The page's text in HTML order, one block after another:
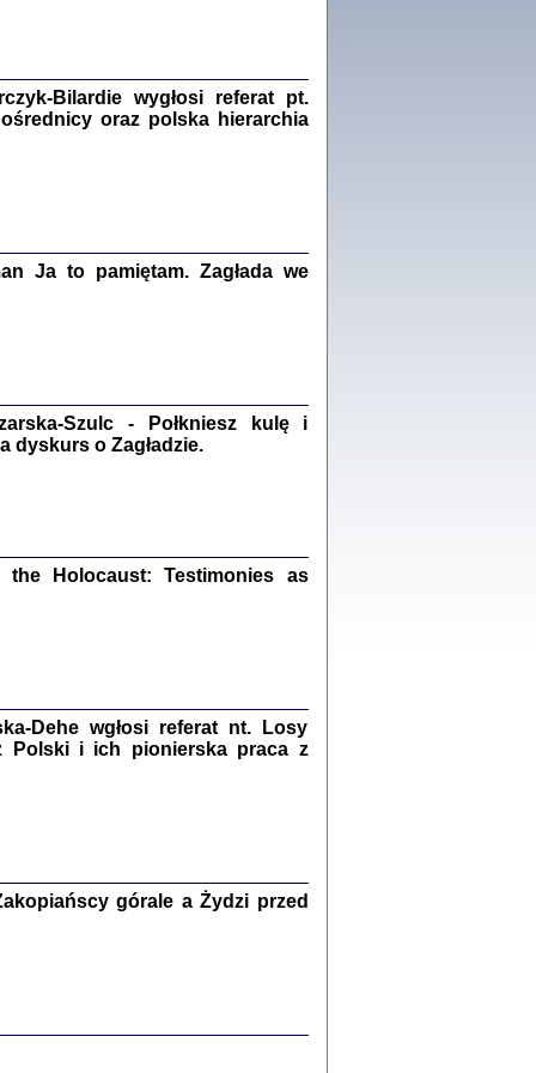
Bańkowska
Bańkowska, wstęp Jacek Leociak
Warszawa 2021
NAM KOLEJNA GODZINA ...
w ukryciu w latach 1943-1944
Bilardie wygłosi referat pt.
oraz polska hierarchia
Ja to pamiętam. Zagłada we
Szulc - Połkniesz kulę i
dyskurs o Zagładzie.
the Holocaust: Testimonies as
Dehe wgłosi referat nt. Losy
Polski i ich pionierska praca z
górale a Żydzi przed